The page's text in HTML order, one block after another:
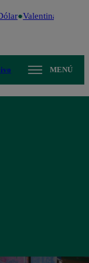
Valentina Valiente
MENÚ